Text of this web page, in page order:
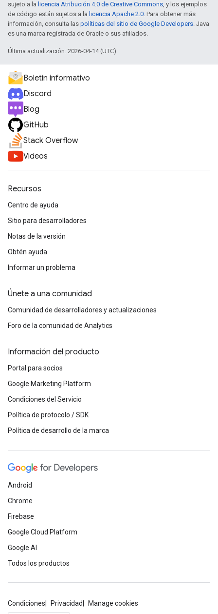
sujeto a la licencia Atribución 4.0 de Creative Commons, y los ejemplos
de código están sujetos a la licencia Apache 2.0. Para obtener más
información, consulta las políticas del sitio de Google Developers. Java
es una marca registrada de Oracle o sus afiliados.
Última actualización: 2026-04-14 (UTC)
Boletín informativo
Discord
Blog
GitHub
Stack Overflow
Videos
Recursos
Centro de ayuda
Sitio para desarrolladores
Notas de la versión
Obtén ayuda
Informar un problema
Únete a una comunidad
Comunidad de desarrolladores y actualizaciones
Foro de la comunidad de Analytics
Información del producto
Portal para socios
Google Marketing Platform
Condiciones del Servicio
Política de protocolo / SDK
Política de desarrollo de la marca
Android
Chrome
Firebase
Google Cloud Platform
Google AI
Todos los productos
Condiciones Privacidad Manage cookies